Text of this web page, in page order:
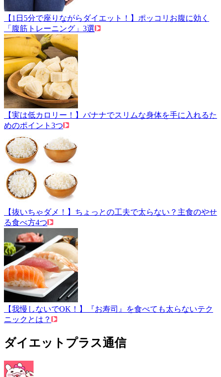
【1日5分で座りながらダイエット！】ポッコリお腹に効く
「腹筋トレーニング」3選
【実は低カロリー！】バナナでスリムな身体を手に入れるた
めのポイント3つ
【抜いちゃダメ！】ちょっとの工夫で太らない？主食のやせ
る食べ方4つ
【我慢しないでOK！】『お寿司』を食べても太らないテク
ニックとは？
ダイエットプラス通信